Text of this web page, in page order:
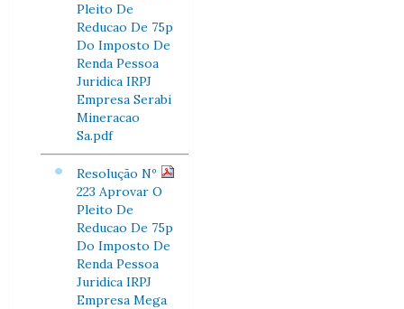
Pleito De
Reducao De 75p
Do Imposto De
Renda Pessoa
Juridica IRPJ
Empresa Serabi
Mineracao
Sa.pdf
Resolução Nº
223 Aprovar O
Pleito De
Reducao De 75p
Do Imposto De
Renda Pessoa
Juridica IRPJ
Empresa Mega